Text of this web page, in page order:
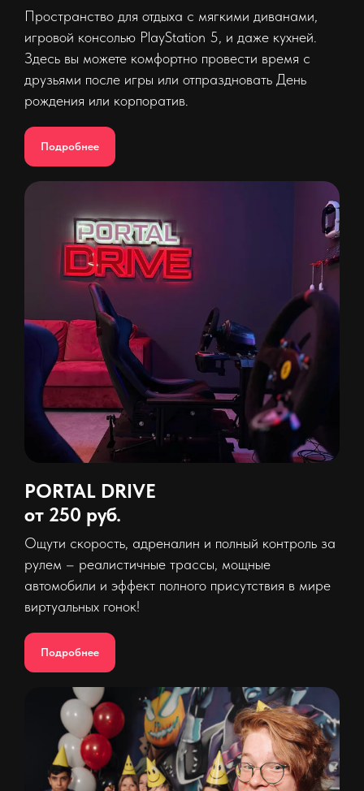
Пространство для отдыха с мягкими диванами,
игровой консолью PlayStation 5, и даже кухней.
Здесь вы можете комфортно провести время с
друзьями после игры или отпраздновать День
рождения или корпоратив.
Подробнее
PORTAL DRIVE
от 250 руб.
Ощути скорость, адреналин и полный контроль за
рулем – реалистичные трассы, мощные
автомобили и эффект полного присутствия в мире
виртуальных гонок!
Подробнее